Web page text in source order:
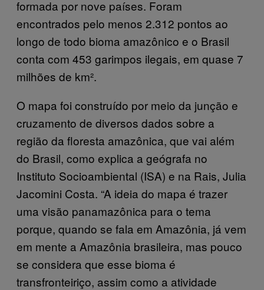
formada por nove países. Foram
encontrados pelo menos 2.312 pontos ao
longo de todo bioma amazônico e o Brasil
conta com 453 garimpos ilegais, em quase 7
milhões de km².
O mapa foi construído por meio da junção e
cruzamento de diversos dados sobre a
região da floresta amazônica, que vai além
do Brasil, como explica a geógrafa no
Instituto Socioambiental (ISA) e na Rais, Julia
Jacomini Costa. “A ideia do mapa é trazer
uma visão panamazônica para o tema
porque, quando se fala em Amazônia, já vem
em mente a Amazônia brasileira, mas pouco
se considera que esse bioma é
transfronteiriço, assim como a atividade